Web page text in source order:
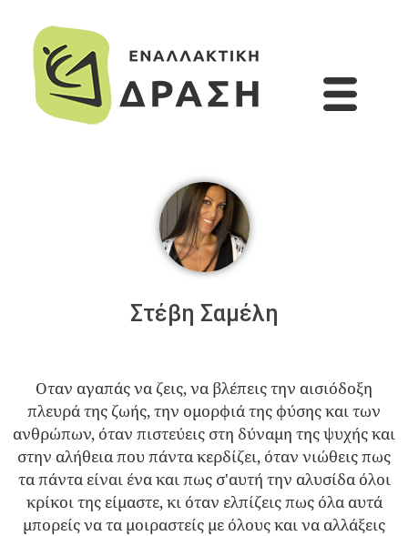
Στέβη Σαμέλη
Οταν αγαπάς να ζεις, να βλέπεις την αισιόδοξη
πλευρά της ζωής, την ομορφιά της φύσης και των
ανθρώπων, όταν πιστεύεις στη δύναμη της ψυχής και
στην αλήθεια που πάντα κερδίζει, όταν νιώθεις πως
τα πάντα είναι ένα και πως σ'αυτή την αλυσίδα όλοι
κρίκοι της είμαστε, κι όταν ελπίζεις πως όλα αυτά
μπορείς να τα μοιραστείς με όλους και να αλλάξεις